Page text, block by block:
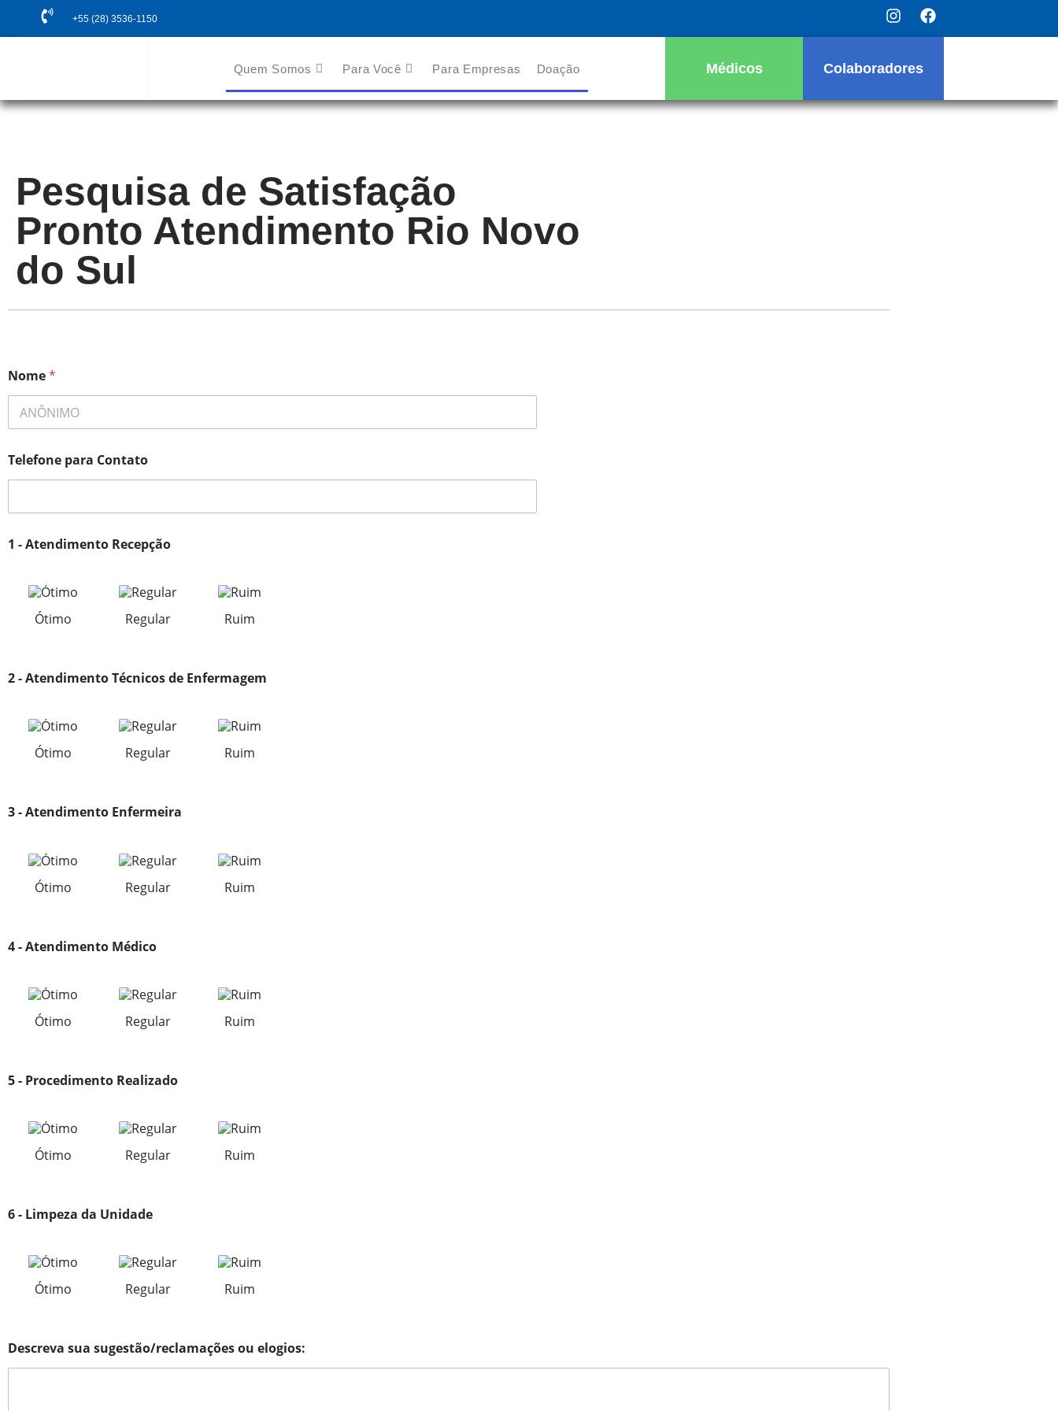
+55 (28) 3536-1150
Quem Somos Para Você Para Empresas Doação Médicos Colaboradores
Pesquisa de Satisfação
Pronto Atendimento Rio Novo
do Sul
Nome*
Telefone para Contato
1 - Atendimento Recepção
Ótimo Regular Ruim
2 - Atendimento Técnicos de Enfermagem
Ótimo Regular Ruim
3 - Atendimento Enfermeira
Ótimo Regular Ruim
4 - Atendimento Médico
Ótimo Regular Ruim
5 - Procedimento Realizado
Ótimo Regular Ruim
6 - Limpeza da Unidade
Ótimo Regular Ruim
Descreva sua sugestão/reclamações ou elogios: